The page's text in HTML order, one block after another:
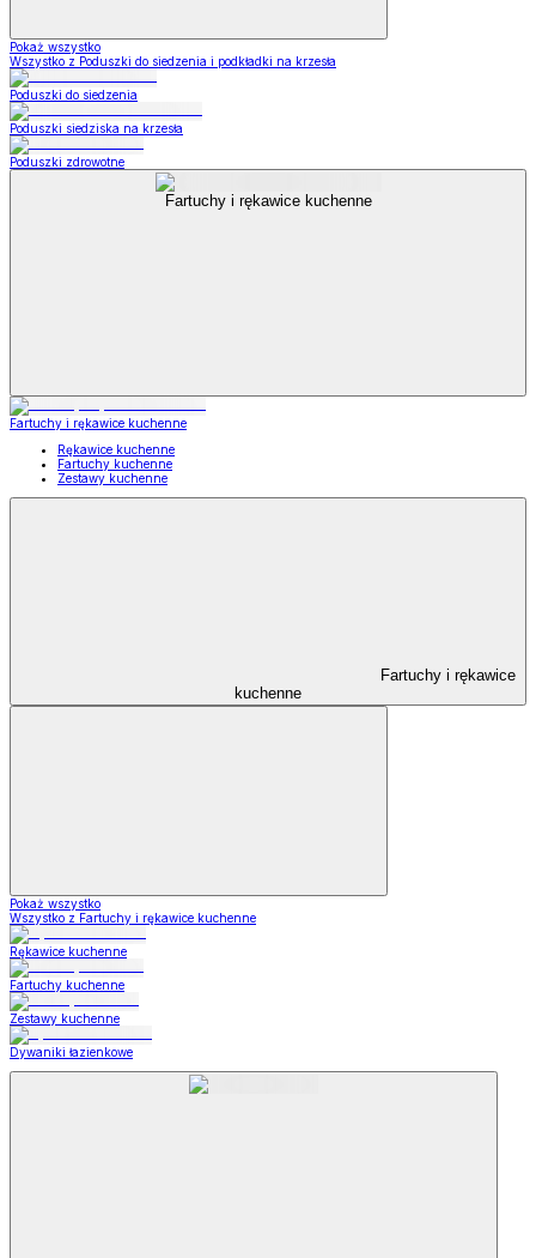
Pokaż wszystko
Wszystko z Poduszki do siedzenia i podkładki na krzesła
Poduszki do siedzenia
Poduszki siedziska na krzesła
Poduszki zdrowotne
Fartuchy i rękawice kuchenne
Fartuchy i rękawice kuchenne
Rękawice kuchenne
Fartuchy kuchenne
Zestawy kuchenne
Fartuchy i rękawice
kuchenne
Pokaż wszystko
Wszystko z Fartuchy i rękawice kuchenne
Rękawice kuchenne
Fartuchy kuchenne
Zestawy kuchenne
Dywaniki łazienkowe